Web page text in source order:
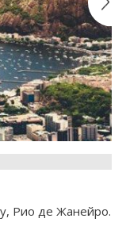
Рио де Жанейро.